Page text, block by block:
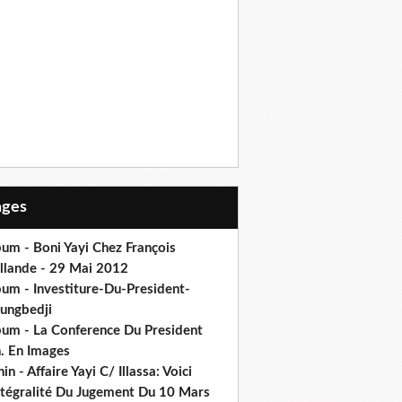
- Boni Yayi Chez François
- 29 Mai 2012
- Investiture-Du-President-
- La Conference Du President
En Images
- Affaire Yayi C/ Illassa: Voici
Du Jugement Du 10 Mars